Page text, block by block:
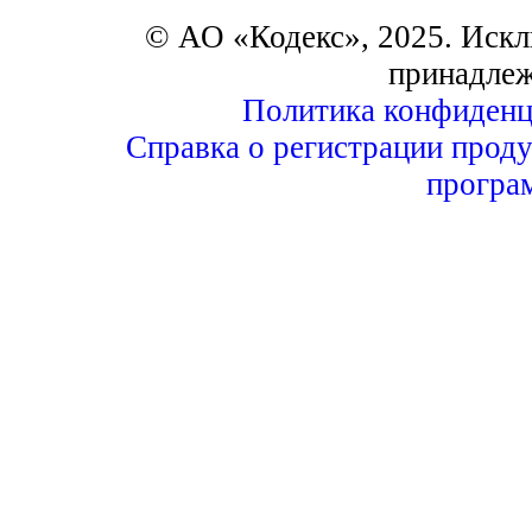
© АО «Кодекс», 2025.
Политика
Справка о регистрации